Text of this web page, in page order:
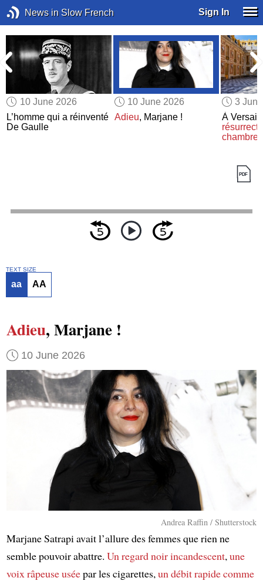
News in Slow French Sign In
10 June 2026
L’homme qui a réinventé
De Gaulle
10 June 2026
Adieu, Marjane !
3
À
chambre
TEXT SIZE
aa AA
Adieu, Marjane !
10 June 2026
Andrea Raffin / Shutterstock
Marjane Satrapi avait l’allure des femmes que rien ne
semble pouvoir abattre. Un regard noir incandescent,une
voix râpeuseuséepar les cigarettes,un débit rapide comme